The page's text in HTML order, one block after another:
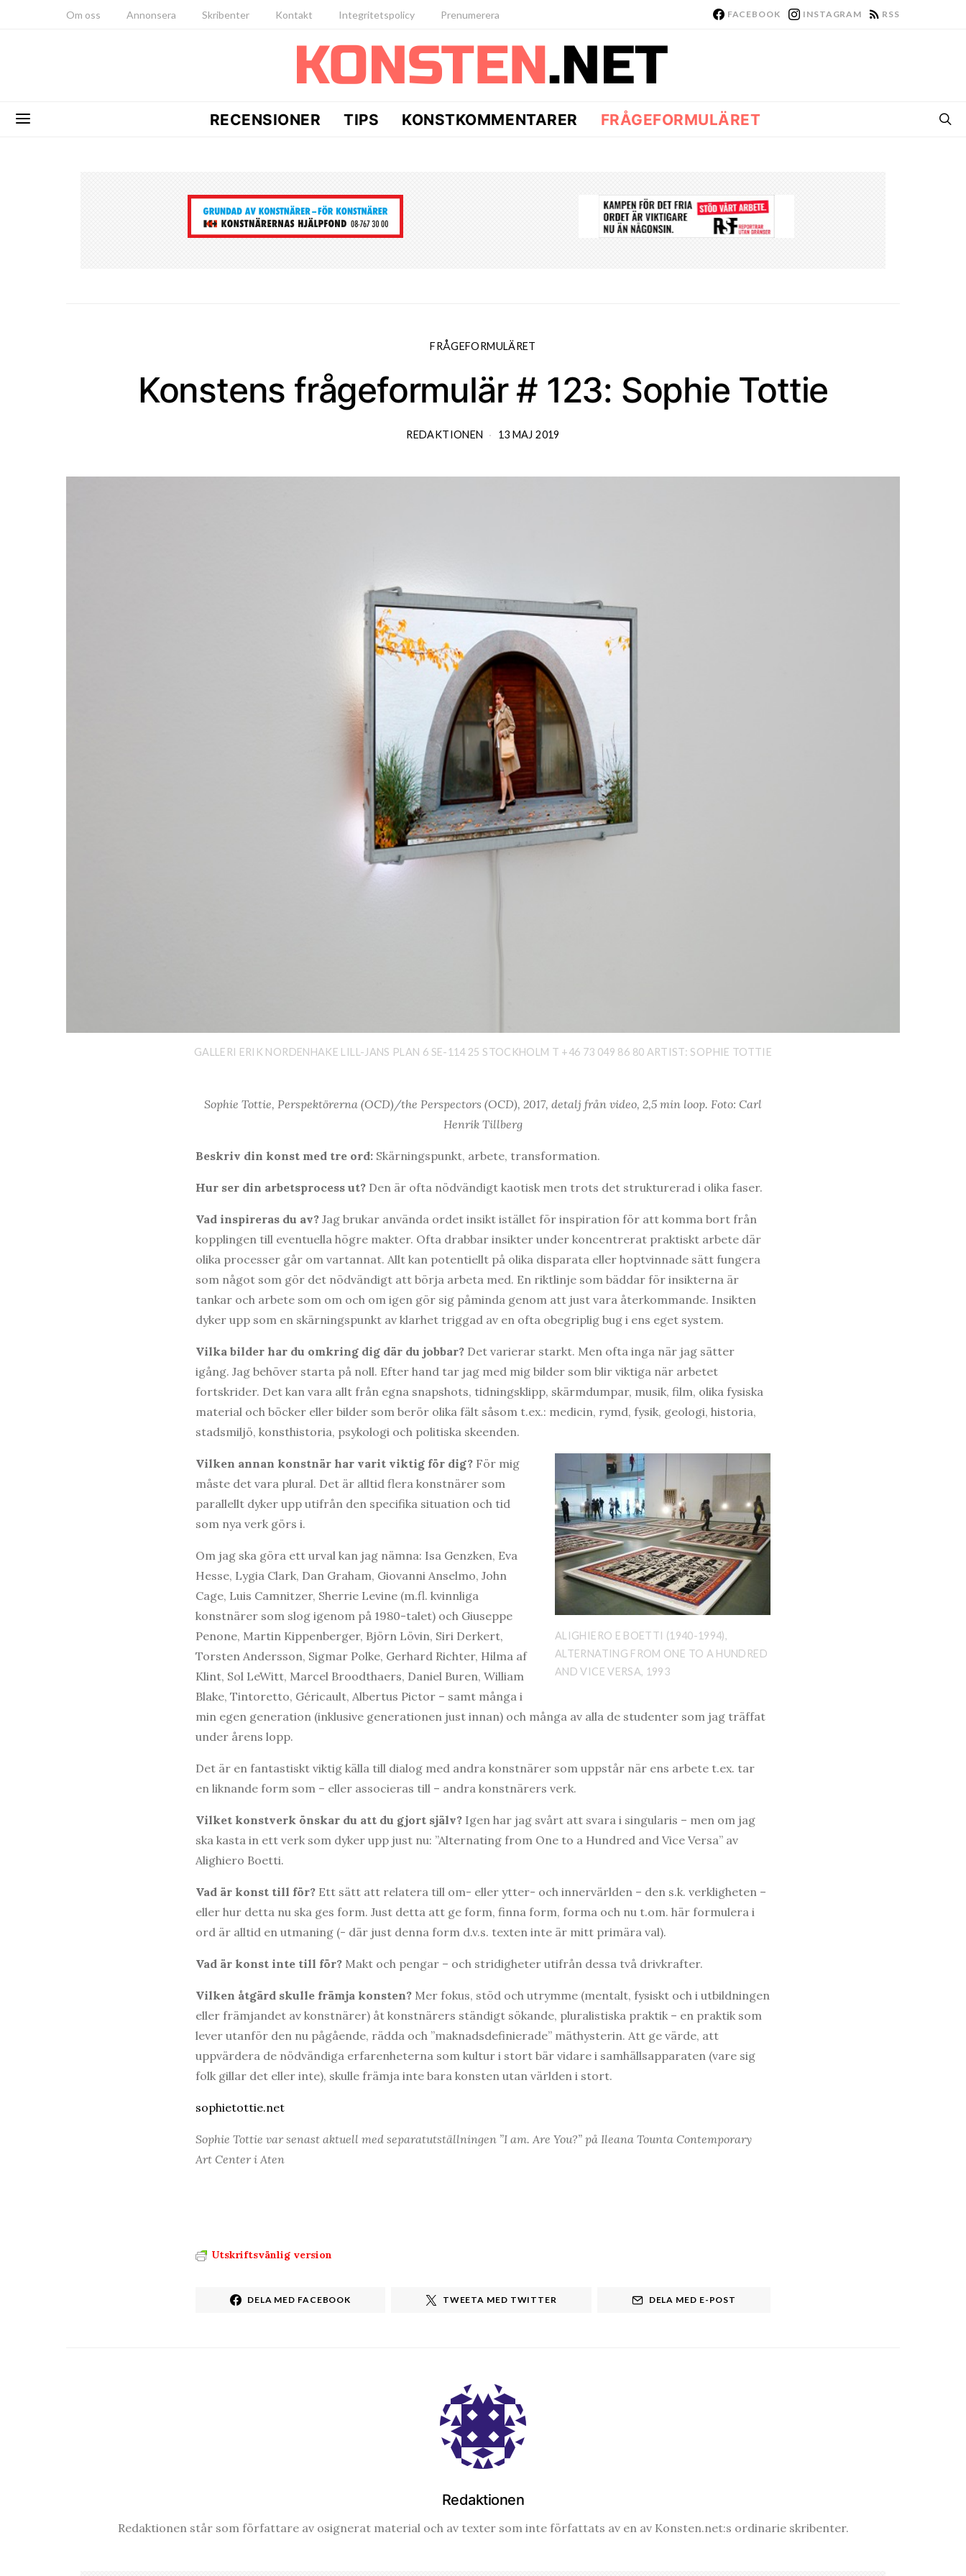
Om oss Annonsera Skribenter Kontakt Integritetspolicy Prenumerera FACEBOOK INSTAGRAM RSS
RECENSIONER TIPS KONSTKOMMENTARER FRÅGEFORMULÄRET
FRÅGEFORMULÄRET
Konstens frågeformulär # 123: Sophie Tottie
REDAKTIONEN 13 MAJ 2019
GALLERI ERIK NORDENHAKE LILL-JANS PLAN 6 SE-114 25 STOCKHOLM T +46 73 049 86 80 ARTIST: SOPHIE TOTTIE
Sophie Tottie, Perspektörerna (OCD)/the Perspectors (OCD), 2017, detalj från video, 2,5 min loop. Foto: Carl
Henrik Tillberg
Beskriv din konst med tre ord: Skärningspunkt, arbete, transformation.
Hur ser din arbetsprocess ut? Den är ofta nödvändigt kaotisk men trots det strukturerad i olika faser.
Vad inspireras du av? Jag brukar använda ordet insikt istället för inspiration för att komma bort från
kopplingen till eventuella högre makter. Ofta drabbar insikter under koncentrerat praktiskt arbete där
olika processer går om vartannat. Allt kan potentiellt på olika disparata eller hoptvinnade sätt fungera
som något som gör det nödvändigt att börja arbeta med. En riktlinje som bäddar för insikterna är
tankar och arbete som om och om igen gör sig påminda genom att just vara återkommande. Insikten
dyker upp som en skärningspunkt av klarhet triggad av en ofta obegriplig bug i ens eget system.
Vilka bilder har du omkring dig där du jobbar? Det varierar starkt. Men ofta inga när jag sätter
igång. Jag behöver starta på noll. Efter hand tar jag med mig bilder som blir viktiga när arbetet
fortskrider. Det kan vara allt från egna snapshots, tidningsklipp, skärmdumpar, musik, film, olika fysiska
material och böcker eller bilder som berör olika fält såsom t.ex.: medicin, rymd, fysik, geologi, historia,
stadsmiljö, konsthistoria, psykologi och politiska skeenden.
ALIGHIERO E BOETTI (1940-1994),
ALTERNATING FROM ONE TO A HUNDRED
AND VICE VERSA, 1993
Vilken annan konstnär har varit viktig för dig? För mig
måste det vara plural. Det är alltid flera konstnärer som
parallellt dyker upp utifrån den specifika situation och tid
som nya verk görs i.
Om jag ska göra ett urval kan jag nämna: Isa Genzken, Eva
Hesse, Lygia Clark, Dan Graham, Giovanni Anselmo, John
Cage, Luis Camnitzer, Sherrie Levine (m.fl. kvinnliga
konstnärer som slog igenom på 1980-talet) och Giuseppe
Penone, Martin Kippenberger, Björn Lövin, Siri Derkert,
Torsten Andersson, Sigmar Polke, Gerhard Richter, Hilma af
Klint, Sol LeWitt, Marcel Broodthaers, Daniel Buren, William
Blake, Tintoretto, Géricault, Albertus Pictor – samt många i
min egen generation (inklusive generationen just innan) och många av alla de studenter som jag träffat
under årens lopp.
Det är en fantastiskt viktig källa till dialog med andra konstnärer som uppstår när ens arbete t.ex. tar
en liknande form som – eller associeras till – andra konstnärers verk.
Vilket konstverk önskar du att du gjort själv? Igen har jag svårt att svara i singularis – men om jag
ska kasta in ett verk som dyker upp just nu: ”Alternating from One to a Hundred and Vice Versa” av
Alighiero Boetti.
Vad är konst till för? Ett sätt att relatera till om- eller ytter- och innervärlden – den s.k. verkligheten –
eller hur detta nu ska ges form. Just detta att ge form, finna form, forma och nu t.om. här formulera i
ord är alltid en utmaning (- där just denna form d.v.s. texten inte är mitt primära val).
Vad är konst inte till för? Makt och pengar – och stridigheter utifrån dessa två drivkrafter.
Vilken åtgärd skulle främja konsten? Mer fokus, stöd och utrymme (mentalt, fysiskt och i utbildningen
eller främjandet av konstnärer) åt konstnärers ständigt sökande, pluralistiska praktik – en praktik som
lever utanför den nu pågående, rädda och ”maknadsdefinierade” mäthysterin. Att ge värde, att
uppvärdera de nödvändiga erfarenheterna som kultur i stort bär vidare i samhällsapparaten (vare sig
folk gillar det eller inte), skulle främja inte bara konsten utan världen i stort.
sophietottie.net
Sophie Tottie var senast aktuell med separatutställningen ”I am. Are You?” på Ileana Tounta Contemporary
Art Center i Aten
Utskriftsvänlig version
DELA MED FACEBOOK TWEETA MED TWITTER DELA MED E-POST
Redaktionen
Redaktionen står som författare av osignerat material och av texter som inte författats av en av Konsten.net:s ordinarie skribenter.